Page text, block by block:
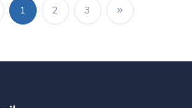
1 2 3